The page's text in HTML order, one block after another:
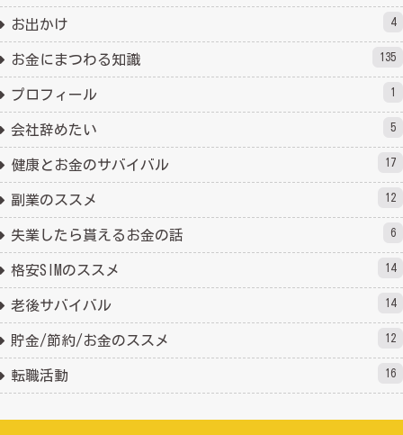
お出かけ 4
お金にまつわる知識 135
プロフィール 1
会社辞めたい 5
健康とお金のサバイバル 17
副業のススメ 12
失業したら貰えるお金の話 6
格安SIMのススメ 14
老後サバイバル 14
貯金/節約/お金のススメ 12
転職活動 16